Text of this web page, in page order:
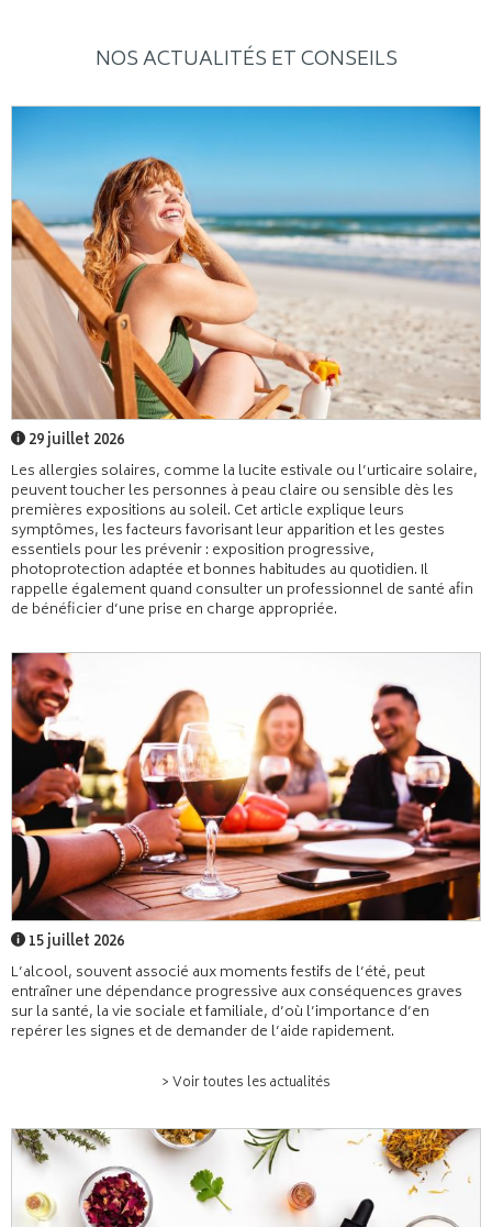
NOS ACTUALITÉS ET CONSEILS
29 juillet 2026
Les allergies solaires, comme la lucite estivale ou l’urticaire solaire,
peuvent toucher les personnes à peau claire ou sensible dès les
premières expositions au soleil. Cet article explique leurs
symptômes, les facteurs favorisant leur apparition et les gestes
essentiels pour les prévenir : exposition progressive,
photoprotection adaptée et bonnes habitudes au quotidien. Il
rappelle également quand consulter un professionnel de santé afin
de bénéficier d’une prise en charge appropriée.
15 juillet 2026
L’alcool, souvent associé aux moments festifs de l’été, peut
entraîner une dépendance progressive aux conséquences graves
sur la santé, la vie sociale et familiale, d’où l’importance d’en
repérer les signes et de demander de l’aide rapidement.
> Voir toutes les actualités